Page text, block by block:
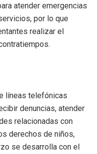
atender emergencias
por lo que
realizar el
líneas telefónicas
denuncias, atender
relacionadas con
derechos de niños,
se desarrolla con el